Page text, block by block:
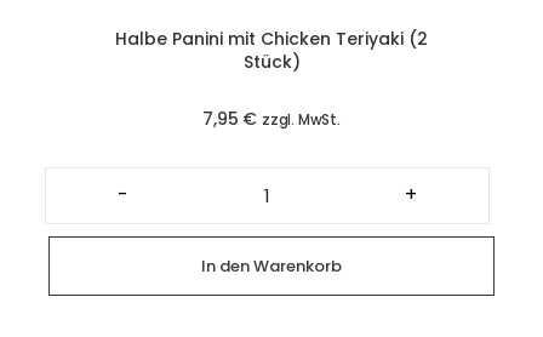
Halbe Panini mit Chicken Teriyaki (2
Stück)
7,95 € zzgl. MwSt.
-
Halbe
Panini
mit
Chicken
Teriyaki
(2
Stück)
Menge
+
In den Warenkorb